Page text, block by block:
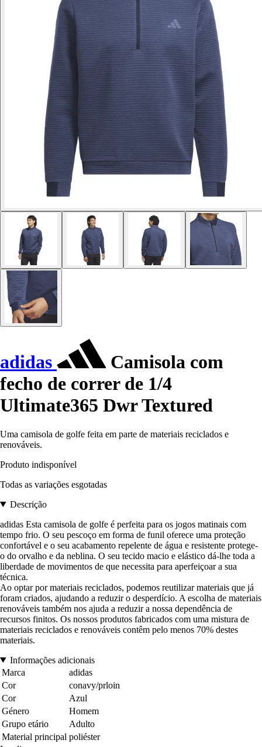
adidas
Camisola com
fecho de correr de 1/4
Ultimate365 Dwr Textured
Uma camisola de golfe feita em parte de materiais reciclados e
renováveis.
Produto indisponível
Todas as variações esgotadas
Descrição
adidas Esta camisola de golfe é perfeita para os jogos matinais com
tempo frio. O seu pescoço em forma de funil oferece uma proteção
confortável e o seu acabamento repelente de água e resistente protege-
o do orvalho e da neblina. O seu tecido macio e elástico dá-lhe toda a
liberdade de movimentos de que necessita para aperfeiçoar a sua
técnica.
Ao optar por materiais reciclados, podemos reutilizar materiais que já
foram criados, ajudando a reduzir o desperdício. A escolha de materiais
renováveis também nos ajuda a reduzir a nossa dependência de
recursos finitos. Os nossos produtos fabricados com uma mistura de
materiais reciclados e renováveis contêm pelo menos 70% destes
materiais.
Informações adicionais
Marca
adidas
Cor
conavy/prloin
Cor
Azul
Género
Homem
Grupo etário
Adulto
Material principal poliéster